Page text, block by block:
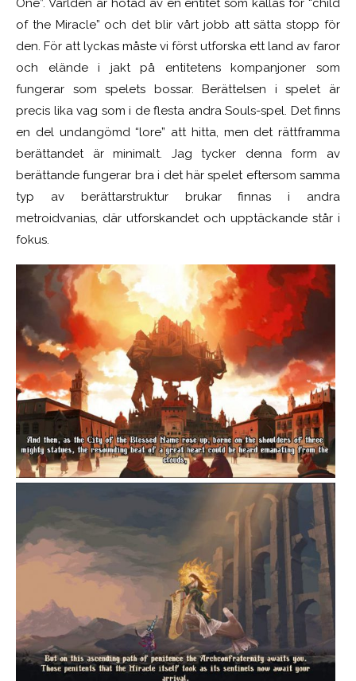
One”. Världen är hotad av en entitet som kallas för “child
of the Miracle” och det blir vårt jobb att sätta stopp för
den. För attlyckas måste vi först utforska ett land av faror
och elände i jakt på entitetens kompanjoner som
fungerar som spelets bossar. Berättelsen i spelet är
precis lika vag som i de flesta andra Souls-spel. Det finns
en del undangömd “lore” att hitta, men det rättframma
berättandet är minimalt. Jag tycker denna form av
berättande fungerar bra i det här spelet eftersom samma
typ av berättarstruktur brukar finnas i andra
metroidvanias, där utforskandet och upptäckande står i
fokus.